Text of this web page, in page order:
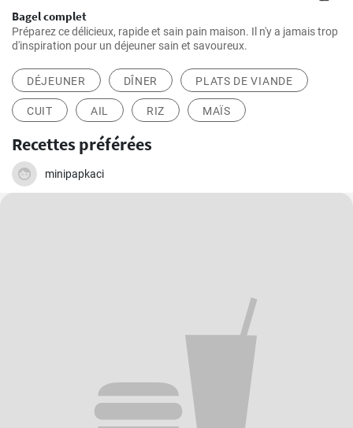
Bagel complet
Préparez ce délicieux, rapide et sain pain maison. Il n'y a jamais trop
d'inspiration pour un déjeuner sain et savoureux.
DÉJEUNER DÎNER PLATS DE VIANDE
CUIT AIL RIZ MAÏS
Recettes préférées
minipapkaci